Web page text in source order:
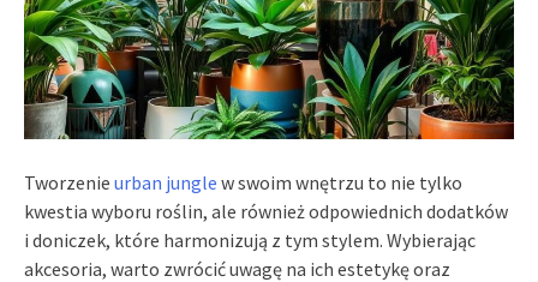
Tworzenie urban jungle w swoim wnętrzu to nie tylko
kwestia wyboru roślin, ale również odpowiednich dodatków
i doniczek, które harmonizują z tym stylem. Wybierając
akcesoria, warto zwrócić uwagę na ich estetykę oraz